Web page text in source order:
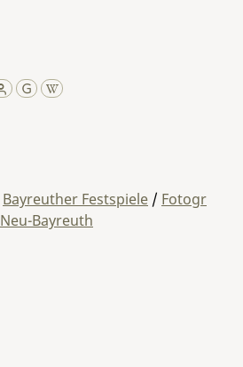
Bayreuther Festspiele / Fotogr
Neu-Bayreuth